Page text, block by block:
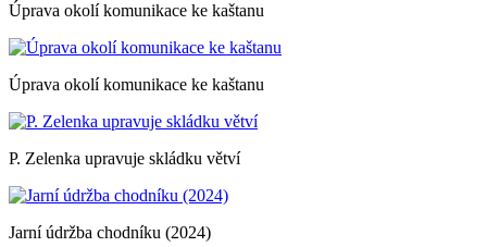
Úprava okolí komunikace ke kaštanu
Úprava okolí komunikace ke kaštanu
P. Zelenka upravuje skládku větví
Jarní údržba chodníku (2024)